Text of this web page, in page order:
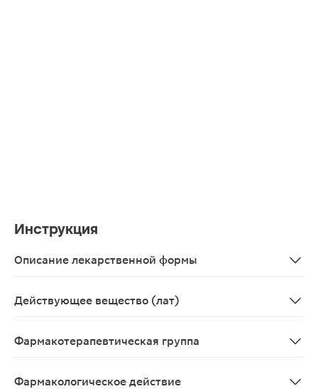
Инструкция
Описание лекарственной формы
Действующее вещество (лат)
Фармакотерапевтическая группа
Фармакологическое действие